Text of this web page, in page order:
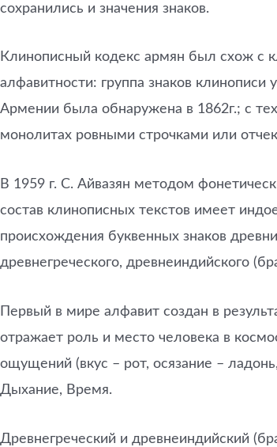
сохранились и значения знаков.
Клинописный кодекс армян был схож с
алфавитности: группа знаков
Армении была обнаружена в 1862г.; с
монолитах ровными строчками или
В 1959 г. С. Айвазян методом
состав клинописных текстов имеет
происхождения буквенных знаков
древнегреческого, древнеиндийского
Первый в мире алфавит создан в
отражает роль и место человека в
ощущений (вкус – рот, осязание –
Дыхание, Время.
Древнегреческий и древнеиндийский